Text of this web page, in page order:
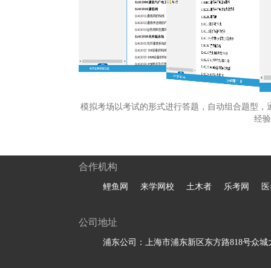
模拟考场以考试的形式进行答题，自动组合题型
经
合作机构
鲤鱼网 来学网校 土木者 乐考网
公司地址
浦东公司：上海市浦东新区东方路818号众城